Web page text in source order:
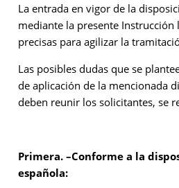
La entrada en vigor de la
mediante la presente
precisas para agilizar la
Las posibles dudas que se
de aplicación de la mencionada
deben reunir los solicitantes, se
Primera. –Conforme a la
española: